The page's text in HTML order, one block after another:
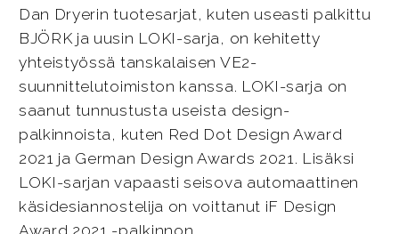
Dan Dryerin tuotesarjat, kuten useasti palkittu
BJÖRK ja uusin LOKI-sarja, on kehitetty
yhteistyössä tanskalaisen VE2-
suunnittelutoimiston kanssa. LOKI-sarja on
saanut tunnustusta useista design-
palkinnoista, kuten Red Dot Design Award
2021 ja German Design Awards 2021. Lisäksi
LOKI-sarjan vapaasti seisova automaattinen
käsidesiannostelija on voittanut iF Design